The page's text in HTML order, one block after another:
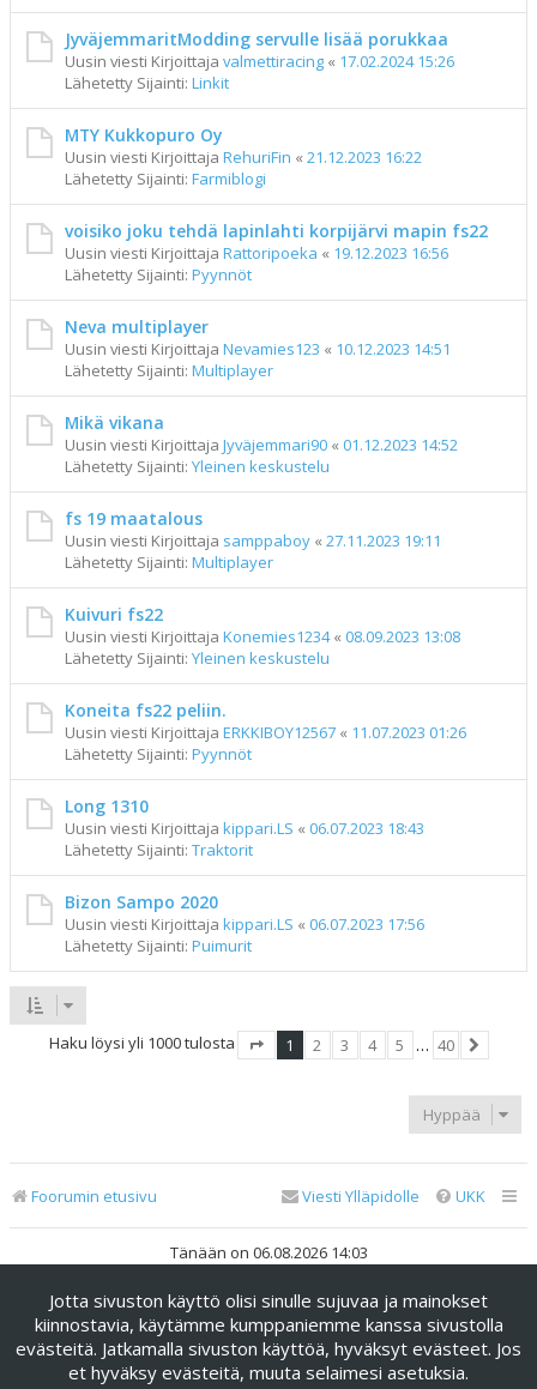
JyväjemmaritModding servulle lisää porukkaa
Uusin viesti Kirjoittaja valmettiracing « 17.02.2024 15:26
Lähetetty Sijainti: Linkit
MTY Kukkopuro Oy
Uusin viesti Kirjoittaja RehuriFin « 21.12.2023 16:22
Lähetetty Sijainti: Farmiblogi
voisiko joku tehdä lapinlahti korpijärvi mapin fs22
Uusin viesti Kirjoittaja Rattoripoeka « 19.12.2023 16:56
Lähetetty Sijainti: Pyynnöt
Neva multiplayer
Uusin viesti Kirjoittaja Nevamies123 « 10.12.2023 14:51
Lähetetty Sijainti: Multiplayer
Mikä vikana
Uusin viesti Kirjoittaja Jyväjemmari90 « 01.12.2023 14:52
Lähetetty Sijainti: Yleinen keskustelu
fs 19 maatalous
Uusin viesti Kirjoittaja samppaboy « 27.11.2023 19:11
Lähetetty Sijainti: Multiplayer
Kuivuri fs22
Uusin viesti Kirjoittaja Konemies1234« 08.09.2023 13:08
Lähetetty Sijainti: Yleinen keskustelu
Koneita fs22 peliin.
Uusin viesti Kirjoittaja ERKKIBOY12567 « 11.07.2023 01:26
Lähetetty Sijainti: Pyynnöt
Long 1310
Uusin viesti Kirjoittaja kippari.LS « 06.07.2023 18:43
Lähetetty Sijainti: Traktorit
Bizon Sampo 2020
Uusin viesti Kirjoittaja kippari.LS « 06.07.2023 17:56
Lähetetty Sijainti: Puimurit
Haku löysi yli 1000 tulosta
1 2 3 4 5 … 40
Hyppää
Foorumin etusivu UKK
Viesti Ylläpidolle
Tänään on 06.08.2026 14:03
Keskustelufoorumin ohjelmistophpBB® Forum Software ©
phpBB Limited
Käännös: phpBB Suomi (lurttinen, harritapio, Pettis)
phpBB Metro Theme byPixelGoose Studio
Jotta sivuston käyttö olisi sinulle sujuvaa ja mainokset
kiinnostavia, käytämme kumppaniemme kanssa sivustolla
evästeitä. Jatkamalla sivuston käyttöä, hyväksyt evästeet. Jos
et hyväksy evästeitä, muuta selaimesi asetuksia.